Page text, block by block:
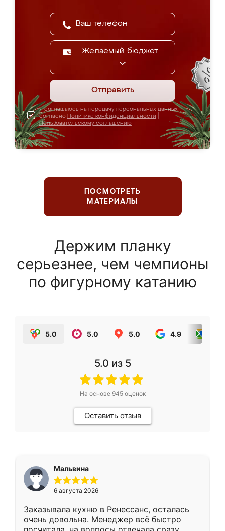
Желаемый бюджет
Отправить
Я соглашаюсь на передачу персональных данных
согласно Политике конфиденциальности
Пользовательскому соглашению
ПОСМОТРЕТЬ
МАТЕРИАЛЫ
Держим планку
серьезнее, чем чемпионы
по фигурному катанию
5.0 5.0 5.0 4.9
5.0 из 5
На основе 945оценок
Оставить отзыв
Мальвина
6 августа 2026
Заказывала кухню в Ренессанс, осталась
очень довольна. Менеджер всё быстро